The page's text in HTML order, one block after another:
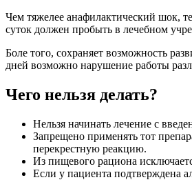
Чем тяжелее анафилактический шок,
суток должен пробыть в лечебном
Боле того, сохраняет возможность
дней возможно нарушение работы
Чего нельзя делать?
Нельзя начинать лечение с
Запрещено применять тот
перекрестную реакцию.
Из пищевого рациона
Если у пациента подтверждена